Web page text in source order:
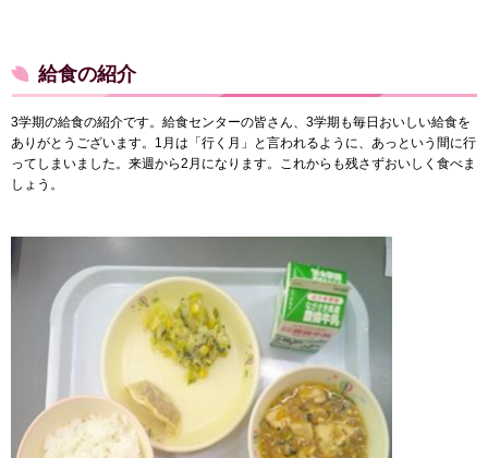
給食の紹介
3学期の給食の紹介です。給食センターの皆さん、3学期も毎日おいしい給食を
ありがとうございます。1月は「行く月」と言われるように、あっという間に行
ってしまいました。来週から2月になります。これからも残さずおいしく食べま
しょう。